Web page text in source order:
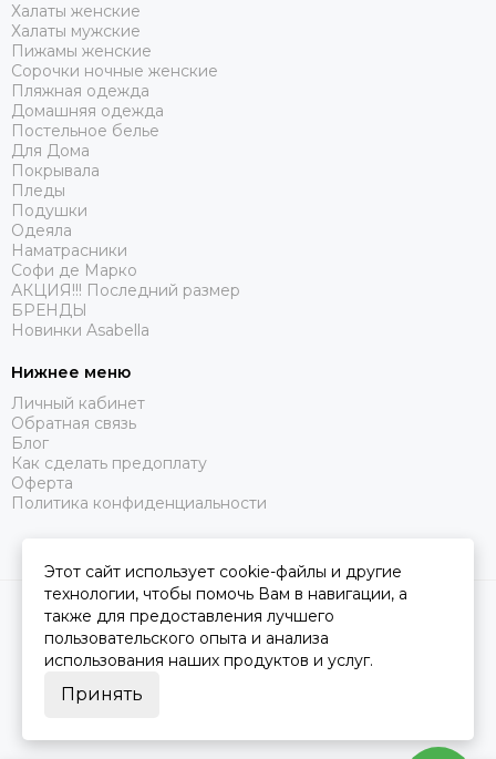
Халаты женские
Халаты мужские
Пижамы женские
Сорочки ночные женские
Пляжная одежда
Домашняя одежда
Постельное белье
Для Дома
Покрывала
Пледы
Подушки
Одеяла
Наматрасники
Софи де Марко
АКЦИЯ!!! Последний размер
БРЕНДЫ
Новинки Asabella
Нижнее меню
Личный кабинет
Обратная связь
Блог
Как сделать предоплату
Оферта
Политика конфиденциальности
2026 © Царство Сна.Карта сайта
Этот сайт использует cookie-файлы и другие
технологии, чтобы помочь Вам в навигации, а
также для предоставления лучшего
пользовательского опыта и анализа
использования наших продуктов и услуг.
Принять